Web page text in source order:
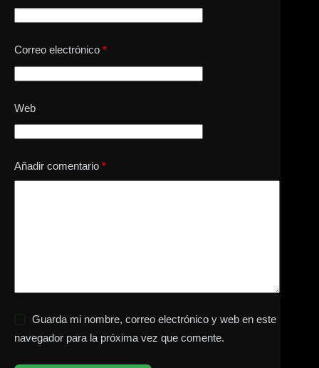
Correo electrónico *
Web
Añadir comentario *
Guarda mi nombre, correo electrónico y web en este
navegador para la próxima vez que comente.